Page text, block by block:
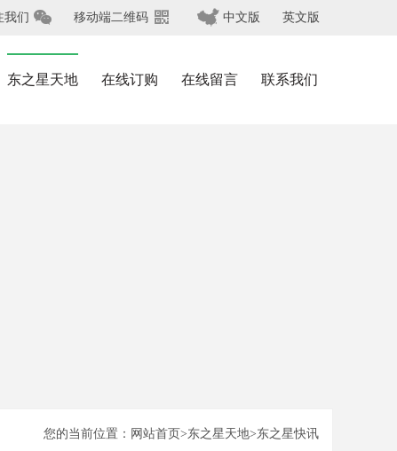
我们  移动端二维码   中文版 英文版
东之星天地 在线订购 在线留言 联系我们
您的当前位置： 网站首页>东之星天地>东之星快讯